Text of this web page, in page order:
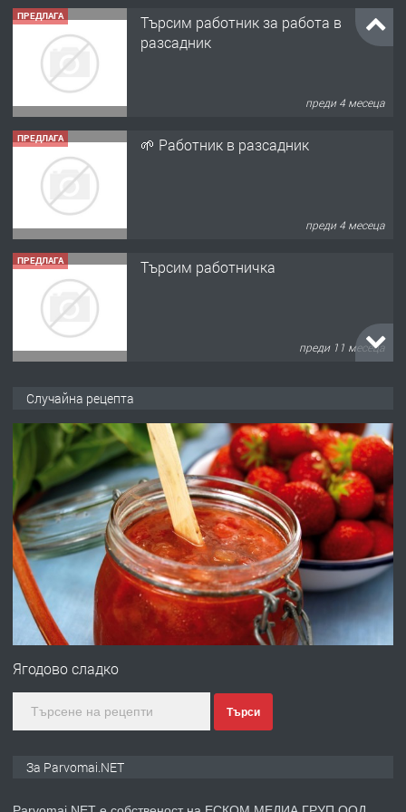
ПРЕДЛАГА
Търсим работник за работа в
разсадник
преди 4 месеца
ПРЕДЛАГА 🌱 Работник в разсадник
преди 4 месеца
ПРЕДЛАГА Търсим работничка
преди 11 месеца
преди 1 година
ПРЕДЛАГА Работа за общи работници
преди 1 година
ПРЕДЛАГА
Първи поход "По стъпките на Ангел
Случайна рецепта
Ягодово сладко
Търси
За Parvomai.NET